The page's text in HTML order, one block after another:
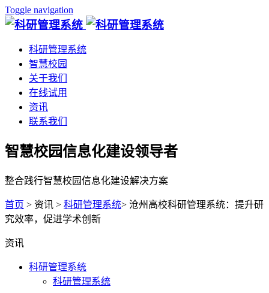
Toggle navigation
科研管理系统
智慧校园
关于我们
在线试用
资讯
联系我们
智慧校园信息化建设领导者
整合践行智慧校园信息化建设解决方案
首页 > 资讯 > 科研管理系统> 沧州高校科研管理系统：提升研
究效率，促进学术创新
资讯
科研管理系统
科研管理系统